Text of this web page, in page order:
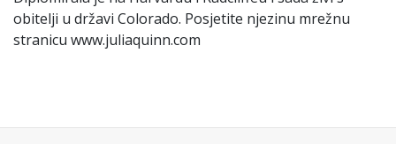
obitelji u državi Colorado. Posjetite njezinu mrežnu
stranicu www.juliaquinn.com